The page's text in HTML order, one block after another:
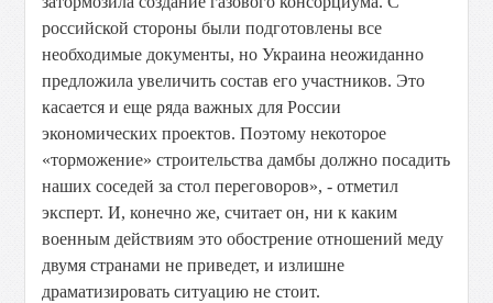
российской стороны были подготовлены все
необходимые документы, но Украина неожиданно
предложила увеличить состав его участников. Это
касается и еще ряда важных для России
экономических проектов. Поэтому некоторое
«торможение» строительства дамбы должно посадить
наших соседей за стол переговоров», - отметил
эксперт. И, конечно же, считает он, ни к каким
военным действиям это обострение отношений меду
двумя странами не приведет, и излишне
драматизировать ситуацию не стоит.